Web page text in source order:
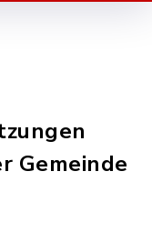
Gemeinde